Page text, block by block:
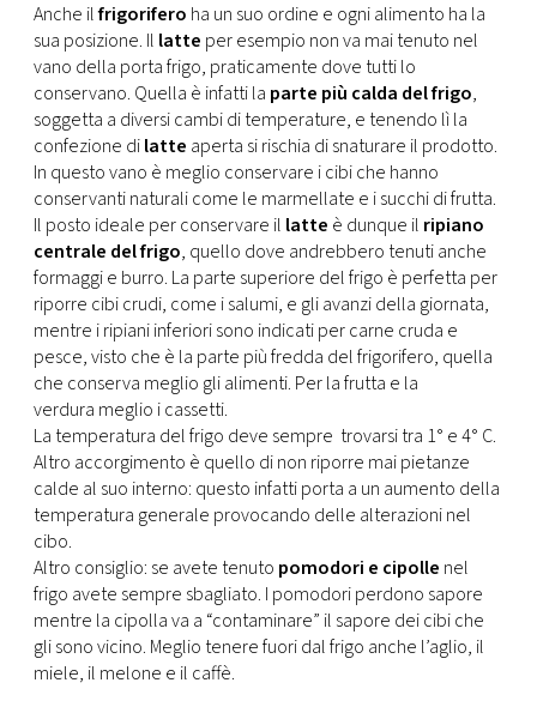
RMC
CONSIGLIA
Anche ilfrigorifero ha un suo ordine e ogni alimento ha la
sua posizione. Il latte per esempio non va mai tenuto nel
vano della porta frigo, praticamente dove tutti lo
conservano. Quella è infatti la parte più calda del frigo,
soggetta a diversi cambi di temperature, e tenendo lì la
confezione dilatte aperta si rischia di snaturare il prodotto.
In questo vano è meglio conservare i cibi che hanno
conservanti naturali come le marmellate e i succhi di frutta.
Il posto ideale per conservare il latte è dunque il ripiano
centrale del frigo, quello dove andrebbero tenuti anche
formaggi e burro. La parte superiore del frigo è perfetta per
riporre cibi crudi, come i salumi, e gli avanzi della giornata,
mentre i ripiani inferiori sono indicati per carne cruda e
pesce, visto che è la parte più fredda del frigorifero, quella
che conserva meglio gli alimenti. Per la frutta e la
verdura meglio i cassetti.
La temperatura del frigo deve sempre trovarsi tra 1° e 4° C.
Altro accorgimento è quello di non riporre mai pietanze
calde al suo interno: questo infatti porta a un aumento della
temperatura generale provocando delle alterazioni nel
cibo.
Altro consiglio: se avete tenuto pomodori e cipolle nel
frigo avete sempre sbagliato. I pomodori perdono sapore
mentre la cipolla va a “contaminare” il sapore dei cibi che
gli sono vicino. Meglio tenere fuori dal frigo anche l’aglio, il
miele, il melone e il caffè.